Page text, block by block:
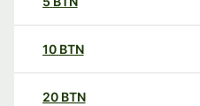
10 BTN
20 BTN